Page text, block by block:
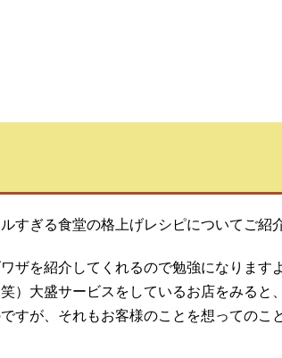
すぎる食堂の格上げレシピについてご紹
ザを紹介してくれるので勉強になります
）大盛サービスをしているお店をみると
すが、それもお客様のことを想ってのこ